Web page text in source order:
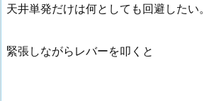
天井単発だけは何としても回避したい。
緊張しながらレバーを叩くと